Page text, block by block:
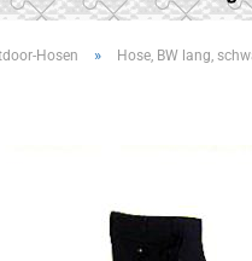
Hosen » Hose, BW lang,